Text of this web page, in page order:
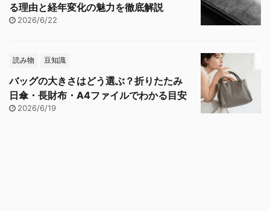
る理由と経年変化の魅力を徹底解説
2026/6/22
読み物 豆知識
バッグの大きさはどう選ぶ？折りたたみ
日傘・長財布・A4ファイルでわかる目安
2026/6/19